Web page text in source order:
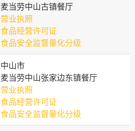
麦当劳中山古镇餐厅
营业执照
食品经营许可证
食品安全监督量化分级
中山市
麦当劳中山张家边东镇餐厅
营业执照
食品经营许可证
食品安全监督量化分级